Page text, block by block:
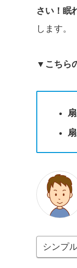
さい！眠
します。
▼こちら
シンプ